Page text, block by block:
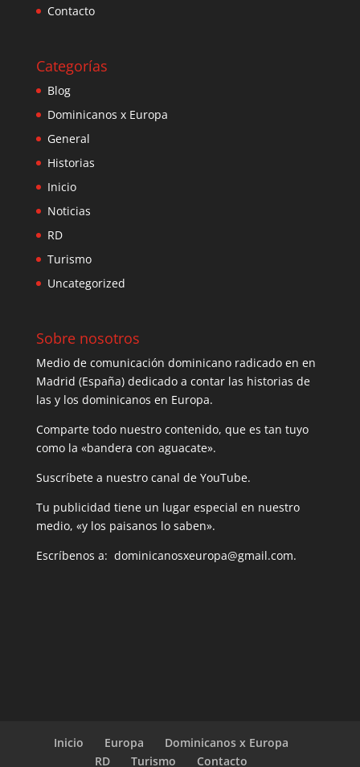
Contacto
Categorías
Blog
Dominicanos x Europa
General
Historias
Inicio
Noticias
RD
Turismo
Uncategorized
Sobre nosotros
Medio de comunicación dominicano radicado en en
Madrid (España) dedicado a contar las historias de
las y los dominicanos en Europa.
Comparte todo nuestro contenido, que es tan tuyo
como la «bandera con aguacate».
Suscríbete a nuestro canal de YouTube.
Tu publicidad tiene un lugar especial en nuestro
medio, «y los paisanos lo saben».
Escríbenos a: dominicanosxeuropa@gmail.com.
Inicio Europa
Dominicanos x Europa
RD
Turismo Contacto